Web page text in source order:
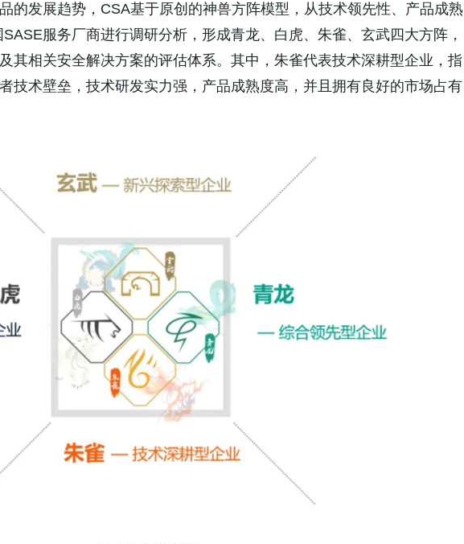
的发展趋势，CSA基于原创的神兽方阵模型，从技术领先性、产品成熟
服务厂商进行调研分析，形成青龙、白虎、朱雀、玄武四大方阵，
其相关安全解决方案的评估体系。其中，朱雀代表技术深耕型企业，指
技术壁垒，技术研发实力强，产品成熟度高，并且拥有良好的市场占有